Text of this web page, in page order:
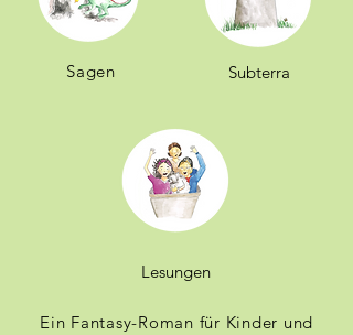
Sagen Subterra
Lesungen
Ein Fantasy-Roman für Kinder und